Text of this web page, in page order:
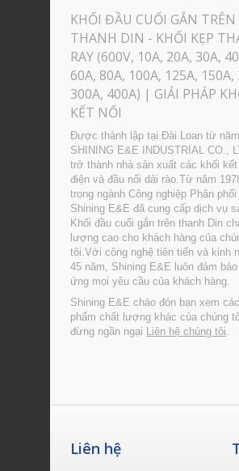
KHỐI ĐẦU CUỐI GẮN TRÊN
THANH DIN - KHỐI KẸP
RAY (600V, 10A, 20A, 30A,
60A, 80A, 100A, 125A, 150A,
300A, 400A) | GIẢI PHÁP
KẾT NỐI
Được thành lập tại Đài Loan từ
SHINING E&E INDUSTRIAL CO.,
trở thành nhà sản xuất các khối kết
điện và đầu nối dải rào.Từ năm
trong ngành Công nghiệp Phân
Shining E&E đã cung cấp dịch vụ
Khối đầu cuối gắn trên thanh Din
lượng cao cho khách hàng của
tôi.Với công nghệ tiên tiến và kinh
45 năm, Shining E&E luôn đảm
ứng mọi yêu cầu của khách hàng.
Shining E&E chào đón bạn xem
phẩm chất lượng khác của chúng
đừng ngần ngại Liên hệ chúng tôi.
Liên hệ